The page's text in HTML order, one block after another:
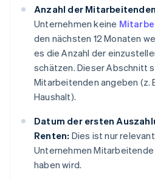
Anzahl der
Unternehmen keine
den nächsten 12 Monaten
es die Anzahl der
schätzen. Dieser Abschnitt
Mitarbeitenden angeben (z.
Haushalt).
Datum der ersten
Renten: Dies ist nur
Unternehmen Mitarbeitende
haben wird.